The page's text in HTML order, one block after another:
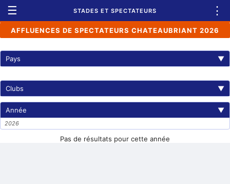
☰ STADES ET SPECTATEURS ⋮
AFFLUENCES DE SPECTATEURS CHATEAUBRIANT 2026
Pays ▼
Clubs ▼
Année ▼
2026
Pas de résultats pour cette année